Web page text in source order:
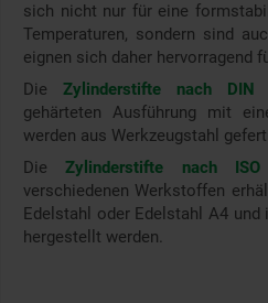
sich nicht nur für eine
Temperaturen, sondern sind
eignen sich daher hervorragend
Die Zylinderstifte nach DIN
gehärteten Ausführung mit
werden aus Werkzeugstahl
DieZylinderstifte nach
verschiedenen Werkstoffen
Edelstahl oder Edelstahl A4 und
hergestellt werden.